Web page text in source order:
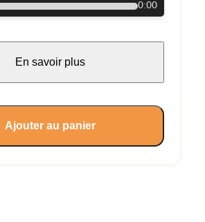
0:00
En savoir plus
Ajouter au panier